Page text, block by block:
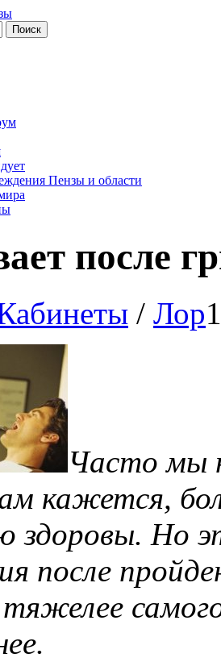
Пензы и области
после
/ Лор
Часто мы
кажется,
здоровы. Но
после
тяжелее